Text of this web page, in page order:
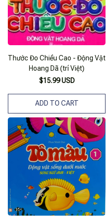
Thước Đo Chiều Cao - Động Vật
Hoang Dã (trí Việt)
$15.99 USD
ADD TO CART